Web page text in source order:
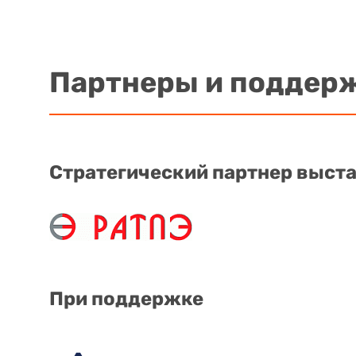
Партнеры и
Стратегический партнер
При поддержке